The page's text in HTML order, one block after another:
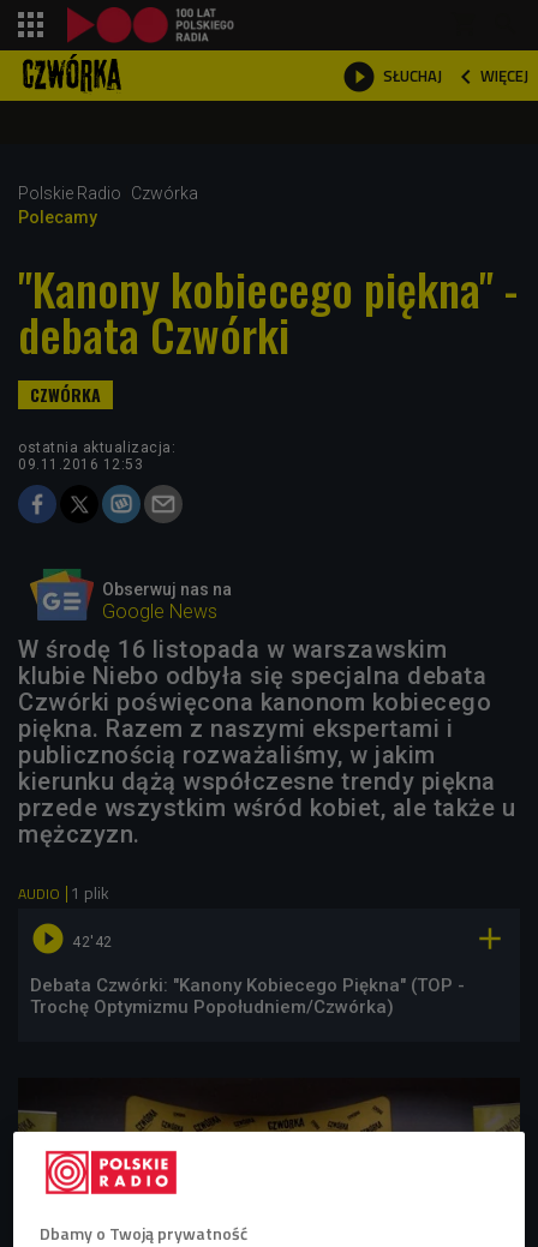
 SŁUCHAJ  WIĘCEJ

Polskie Radio
Czwórka
Polecamy
"Kanony kobiecego piękna" -
debata Czwórki
ostatnia aktualizacja:
09.11.2016 12:53
Obserwuj nas na
Google News
W środę 16 listopada w warszawskim
klubie Niebo odbyła się specjalna debata
Czwórki poświęcona kanonom kobiecego
piękna. Razem z naszymi ekspertami i
publicznością rozważaliśmy, w jakim
kierunku dążą współczesne trendy piękna
przede wszystkim wśród kobiet, ale także u
mężczyzn.
AUDIO 1 plik
 42'42 
Debata Czwórki: "Kanony Kobiecego Piękna" (TOP -
Trochę Optymizmu Popołudniem/Czwórka)
Dbamy o Twoją prywatność